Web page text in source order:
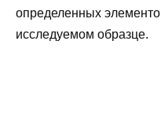
определенных
исследуемом образце.